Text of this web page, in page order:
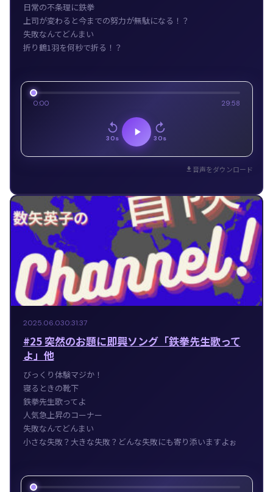
日常の不条理に鉄拳
上司が変わると今までの努力が無駄になる！？
失敗なんてどんまい
折り鶴1羽を何秒で折る！？
0:00 29:58
30s 30s
音声をダウンロード
2025.06.030:31:37
#25 突然のお題に即興ソング「鉄拳先生歌って
よ」他
びっくり体験マジか！
寝るときの靴下
鉄拳先生歌ってよ
人気急上昇のコーナー
失敗なんてどんまい
小さな失敗？大きな失敗？どんな失敗にも寄り添いますよぉ